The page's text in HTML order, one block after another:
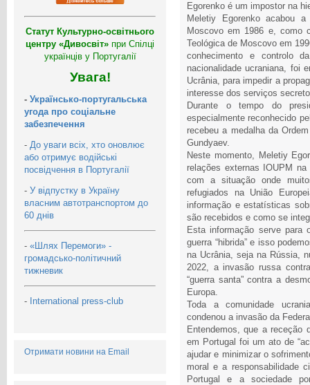
Статут Культурно-освітнього
центру «Дивосвіт» при Спілці
українців у Португалії
Увага!
- Українсько-португальська
угода про соціальне
забезпечення
- До уваги всіх, хто оновлює
або отримує водійські
посвідчення в Португалії
- У відпустку в Україну
власним автотранспортом до
60 днів
- «Шлях Перемоги» -
громадсько-політичний
тижневик
- International press-club
Отримати новини на Email
Egorenko é um impostor na
Meletiy Egorenko acabou
Moscovo em 1986 e, como
Teológica de Moscovo em
conhecimento e controlo
nacionalidade ucraniana, foi
Ucrânia, para impedir a
interesse dos serviços
Durante o tempo do
especialmente reconhecido
recebeu a medalha da
Gundyaev.
Neste momento, Meletiy
relações externas IOUPM
com a situação onde
refugiados na União
informação e estatísticas
são recebidos e como se
Esta informação serve para
guerra “hibrida” e isso
na Ucrânia, seja na Rússia,
2022, a invasão russa
“guerra santa” contra a
Europa.
Toda a comunidade
condenou a invasão da
Entendemos, que a receção
em Portugal foi um ato de
ajudar e minimizar o
moral e a responsabilidade
Portugal e a sociedade